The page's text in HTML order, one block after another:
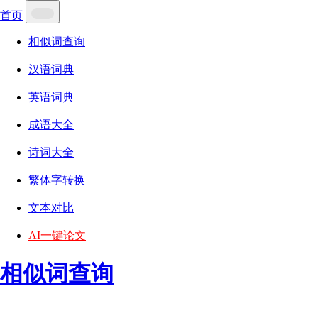
首页
相似词查询
汉语词典
英语词典
成语大全
诗词大全
繁体字转换
文本对比
AI一键论文
相似词查询